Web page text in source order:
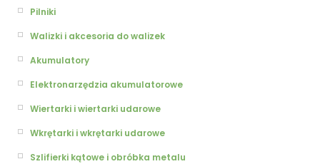
Pilniki
Walizki i akcesoria do walizek
Akumulatory
Elektronarzędzia akumulatorowe
Wiertarki i wiertarki udarowe
Wkrętarki i wkrętarki udarowe
Szlifierki kątowe i obróbka metalu